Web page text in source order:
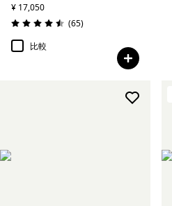
¥ 17,050
評価: 4.5 / 5
(65レビュー
)
比較